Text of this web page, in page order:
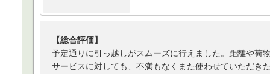
【総合評価】
予定通りに引っ越しがスムーズに行えました。距離や荷
サービスに対しても、不満もなくまた使わせていただき